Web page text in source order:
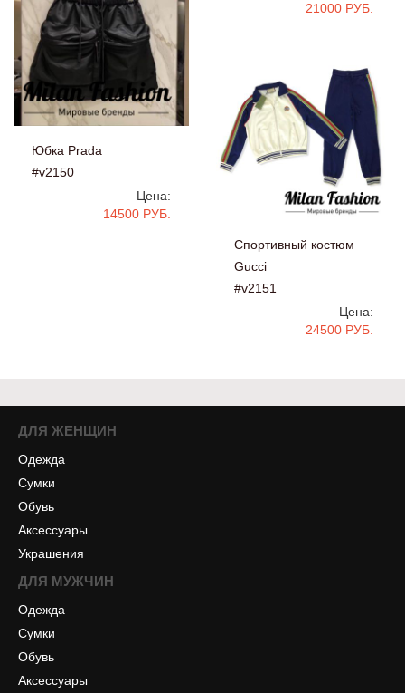
21000 РУБ.
Юбка Prada
#v2150
Цена:
14500 РУБ.
Спортивный костюм
Gucci
#v2151
Цена:
24500 РУБ.
ДЛЯ ЖЕНЩИН
Одежда
Сумки
Обувь
Аксессуары
Украшения
ДЛЯ МУЖЧИН
Одежда
Сумки
Обувь
Аксессуары